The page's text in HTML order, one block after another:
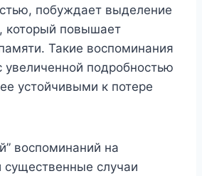
побуждает выделение
который повышает
Такие воспоминания
увеличенной подробностью
устойчивыми к потере
воспоминаний на
существенные случаи